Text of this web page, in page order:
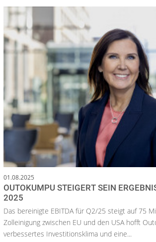
01.08.2025
OUTOKUMPU STEIGERT SEIN
2025
Das bereinigte EBITDA für Q2/25 steigt auf 75
Zolleinigung zwischen EU und den USA hofft
verbessertes Investitionsklima und eine...